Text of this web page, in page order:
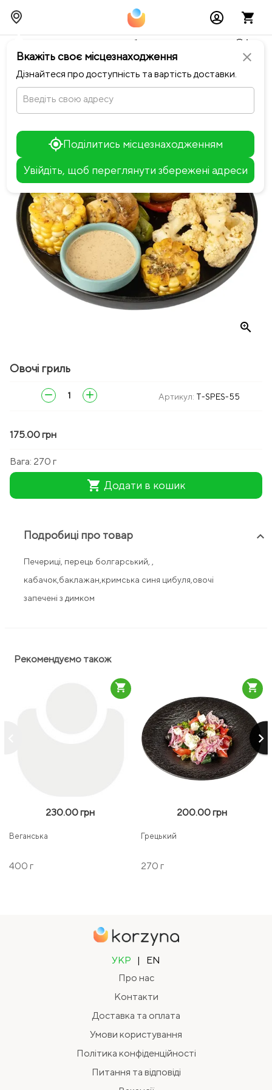
close
Вкажіть своє місцезнаходження
Дізнайтеся про доступність та вартість доставки.
Введіть свою адресу
Поділитись місцезнаходженням
Увійдіть, щоб переглянути збережені адреси
+
−
Тимчасово можливі перебої із онлайн оплатами🥺🔧
chevron_leftПовернутися до SpeakEasy
zoom_in
Овочі гриль
remove add Артикул: T-SPES-55
175.00 грн
Вага: 270 г
shopping_cart Додати в кошик
Подробиці про товар keyboard_arrow_up
Печериці, перець болгарський, ,
кабачок,баклажан,кримська синя цибуля,овочі
запечені з димком
Рекомендуємо також
keyboard_arrow_right
230.00 грн
Веганська
400 г
shopping_cart
200.00 грн
Грецький
270 г
shopping_cart
УКР |
EN
Про нас
Контакти
Доставка та оплата
Умови користування
Політика конфіденційності
Питання та відповіді